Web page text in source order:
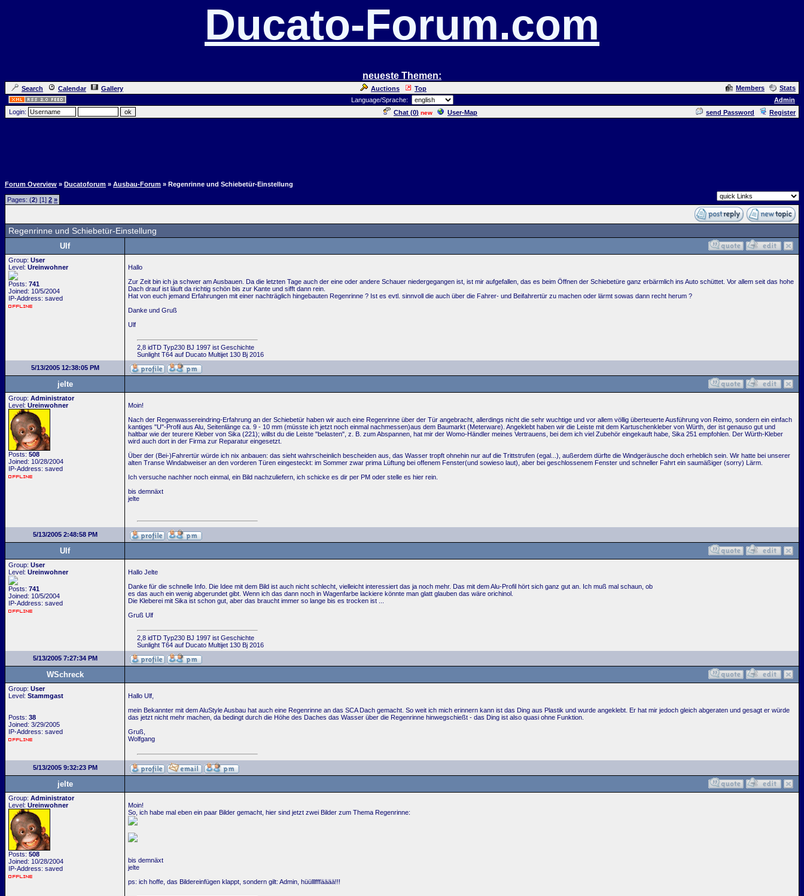
Ducato-Forum.com
neueste Themen:
Search Calendar Gallery Auctions Top Members
Stats
Language/Sprache:
Admin
Login:
Chat (0) new User-Map send Password Register
Forum Overview » Ducatoforum » Ausbau-Forum » Regenrinne und Schiebetür-Einstellung
Pages: (2) [1] 2 »
Regenrinne und Schiebetür-Einstellung
Ulf
Group: User
Level: Ureinwohner
Posts: 741
Joined: 10/5/2004
IP-Address: saved
Hallo
Zur Zeit bin ich ja schwer am Ausbauen. Da die letzten Tage auch der eine oder andere Schauer niedergegangen ist, ist mir aufgefallen, das es beim Öffnen der Schiebetüre ganz erbärmlich ins Auto schüttet. Vor allem seit das hohe
Dach drauf ist läuft da richtig schön bis zur Kante und sifft dann rein.
Hat von euch jemand Erfahrungen mit einer nachträglich hingebauten Regenrinne ? Ist es evtl. sinnvoll die auch über die Fahrer- und Beifahrertür zu machen oder lärmt sowas dann recht herum ?
Danke und Gruß
Ulf
2,8 idTD Typ230 BJ 1997 ist Geschichte
Sunlight T64 auf Ducato Multijet 130 Bj 2016
5/13/2005 12:38:05 PM
jelte
Group: Administrator
Level: Ureinwohner
Posts: 508
Joined: 10/28/2004
IP-Address: saved
Moin!
Nach der Regenwassereindring-Erfahrung an der Schiebetür haben wir auch eine Regenrinne über der Tür angebracht, allerdings nicht die sehr wuchtige und vor allem völlig überteuerte Ausführung von Reimo, sondern ein einfach
kantiges "U"-Profil aus Alu, Seitenlänge ca. 9 - 10 mm (müsste ich jetzt noch einmal nachmessen)aus dem Baumarkt (Meterware). Angeklebt haben wir die Leiste mit dem Kartuschenkleber von Würth, der ist genauso gut und
haltbar wie der teurere Kleber von Sika (221); willst du die Leiste "belasten", z. B. zum Abspannen, hat mir der Womo-Händler meines Vertrauens, bei dem ich viel Zubehör eingekauft habe, Sika 251 empfohlen. Der Würth-Kleber
wird auch dort in der Firma zur Reparatur eingesetzt.
Über der (Bei-)Fahrertür würde ich nix anbauen: das sieht wahrscheinlich bescheiden aus, das Wasser tropft ohnehin nur auf die Trittstrufen (egal...), außerdem dürfte die Windgeräusche doch erheblich sein. Wir hatte bei unserer
alten Transe Windabweiser an den vorderen Türen eingesteckt: im Sommer zwar prima Lüftung bei offenem Fenster(und sowieso laut), aber bei geschlossenem Fenster und schneller Fahrt ein saumäßiger (sorry) Lärm.
Ich versuche nachher noch einmal, ein Bild nachzuliefern, ich schicke es dir per PM oder stelle es hier rein.
bis demnäxt
jelte
5/13/2005 2:48:58 PM
Ulf
Group: User
Level: Ureinwohner
Posts: 741
Joined: 10/5/2004
IP-Address: saved
Hallo Jelte
Danke für die schnelle Info. Die Idee mit dem Bild ist auch nicht schlecht, vielleicht interessiert das ja noch mehr. Das mit dem Alu-Profil hört sich ganz gut an. Ich muß mal schaun, ob
es das auch ein wenig abgerundet gibt. Wenn ich das dann noch in Wagenfarbe lackiere könnte man glatt glauben das wäre orichinol.
Die Kleberei mit Sika ist schon gut, aber das braucht immer so lange bis es trocken ist ...
Gruß Ulf
2,8 idTD Typ230 BJ 1997 ist Geschichte
Sunlight T64 auf Ducato Multijet 130 Bj 2016
5/13/2005 7:27:34 PM
WSchreck
Group: User
Level: Stammgast
Posts: 38
Joined: 3/29/2005
IP-Address: saved
Hallo Ulf,
mein Bekannter mit dem AluStyle Ausbau hat auch eine Regenrinne an das SCA Dach gemacht. So weit ich mich erinnern kann ist das Ding aus Plastik und wurde angeklebt. Er hat mir jedoch gleich abgeraten und gesagt er würde
das jetzt nicht mehr machen, da bedingt durch die Höhe des Daches das Wasser über die Regenrinne hinwegschießt - das Ding ist also quasi ohne Funktion.
Gruß,
Wolfgang
5/13/2005 9:32:23 PM
jelte
Group: Administrator
Level: Ureinwohner
Posts: 508
Joined: 10/28/2004
IP-Address: saved
Moin!
So, ich habe mal eben ein paar Bilder gemacht, hier sind jetzt zwei Bilder zum Thema Regenrinne:
bis demnäxt
jelte
ps: ich hoffe, das Bildereinfügen klappt, sondern gilt: Admin, hüülllfffääää!!!